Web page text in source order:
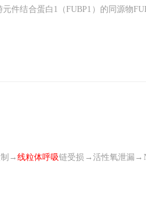
件结合蛋白1（FUBP1）的同源物
制→ 线粒体呼吸链受损→活性氧泄漏